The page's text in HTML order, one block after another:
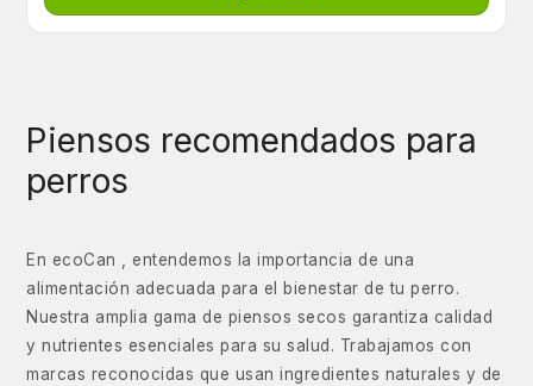
Piensos recomendados para
perros
En ecoCan , entendemos la importancia de una
alimentación adecuada para el bienestar de tu perro.
Nuestra amplia gama de piensos secos garantiza calidad
y nutrientes esenciales para su salud. Trabajamos con
marcas reconocidas que usan ingredientes naturales y de